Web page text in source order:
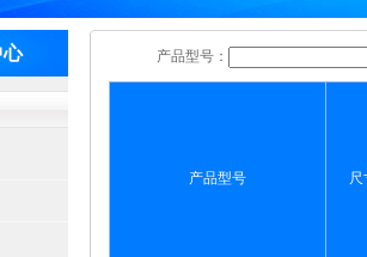
心 产品型号：
产品型号 尺